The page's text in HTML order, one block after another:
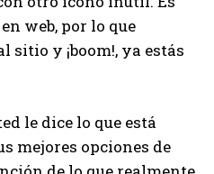
web, por lo que
sitio y ¡boom!, ya estás
le dice lo que está
mejores opciones de